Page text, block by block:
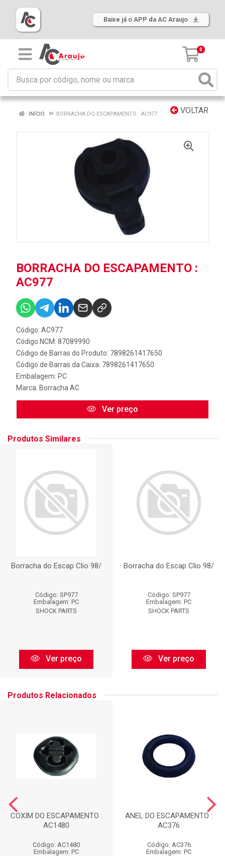
Baixe já o APP da AC Araujo
0
VOLTAR
INÍCIO BORRACHA DO ESCAPAMENTO : AC977
BORRACHA DO ESCAPAMENTO :
AC977
Código: AC977
Código NCM: 87089990
Código de Barras do Produto: 7898261417650
Código de Barras da Caixa: 7898261417650
Embalagem: PC
Marca: Borracha AC
Ver preço
Produtos Similares
Borracha do Escap Clio 98/
Código: SP977
Embalagem: PC
SHOCK PARTS
Ver preço
Borracha do Escap Clio 98/
Código: SP977
Embalagem: PC
SHOCK PARTS
Ver preço
Produtos Relacionados
COXIM DO ESCAPAMENTO :
AC1480
Código: AC1480
Embalagem: PC
ANEL DO ESCAPAMENTO :
AC376
Código: AC376
Embalagem: PC